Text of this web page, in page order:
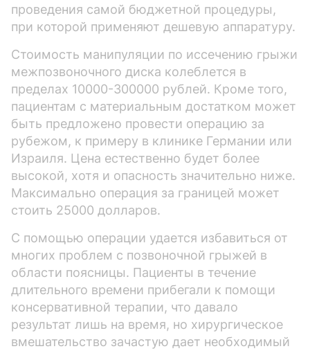
проведения самой бюджетной процедуры,
при которой применяют дешевую аппаратуру.
Стоимость манипуляции по иссечению грыжи
межпозвоночного диска колеблется в
пределах 10000-300000 рублей. Кроме того,
пациентам с материальным достатком может
быть предложено провести операцию за
рубежом, к примеру в клинике Германии или
Израиля. Цена естественно будет более
высокой, хотя и опасность значительно ниже.
Максимально операция за границей может
стоить 25000 долларов.
С помощью операции удается избавиться от
многих проблем с позвоночной грыжей в
области поясницы. Пациенты в течение
длительного времени прибегали к помощи
консервативной терапии, что давало
результат лишь на время, но хирургическое
вмешательство зачастую дает необходимый